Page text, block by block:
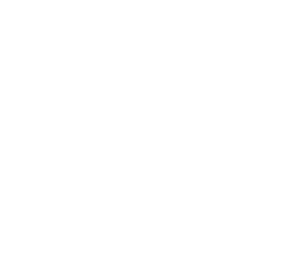
হয়েও সভাধিপতি নির্বাচনে যোগ! প্রশ্ন উঠতেই